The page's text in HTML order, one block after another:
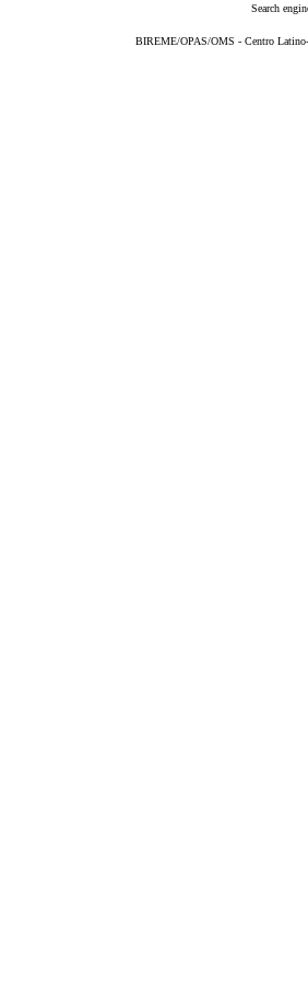
Search
BIREME/OPAS/OMS - Centro Latino-